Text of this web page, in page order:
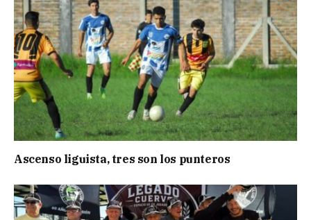
Ascenso liguista, tres son los punteros